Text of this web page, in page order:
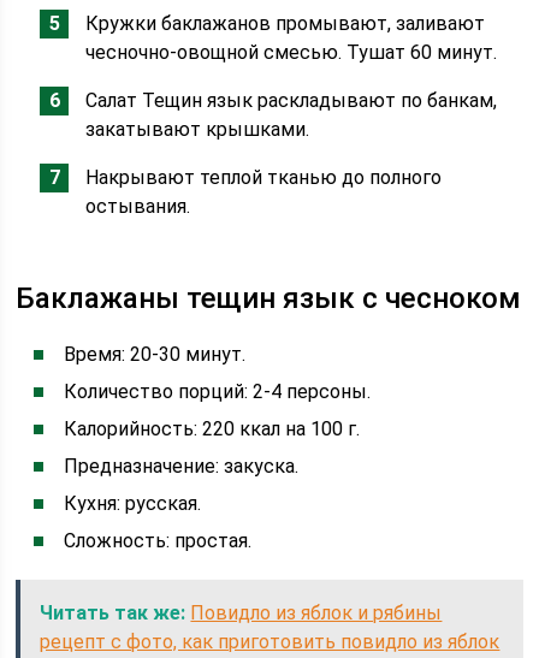
Кружки баклажанов промывают, заливают
чесночно-овощной смесью. Тушат 60 минут.
Салат Тещин язык раскладывают по банкам,
закатывают крышками.
Накрывают теплой тканью до полного
остывания.
Баклажаны тещин язык с чесноком
Время: 20-30 минут.
Количество порций: 2-4 персоны.
Калорийность: 220 ккал на 100 г.
Предназначение: закуска.
Кухня: русская.
Сложность: простая.
Читать так же: Повидло из яблок и рябины
рецепт с фото, как приготовить повидло из яблок